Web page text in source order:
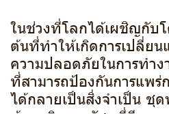
ในช่วงที่โลกได้เผชิญกับโ
ต้นที่ทำให้เกิดการเปลี่ยน
ความปลอดภัยในการทำง
ที่สามารถป้องกันการแพร่
ได้กลายเป็นสิ่งจำเป็น ชุ